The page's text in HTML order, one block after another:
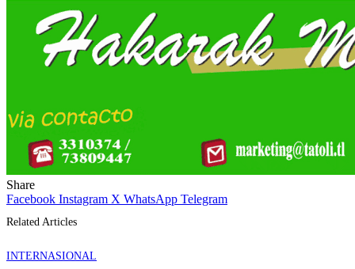
Share
Facebook Instagram X WhatsApp Telegram
Related Articles
INTERNASIONAL